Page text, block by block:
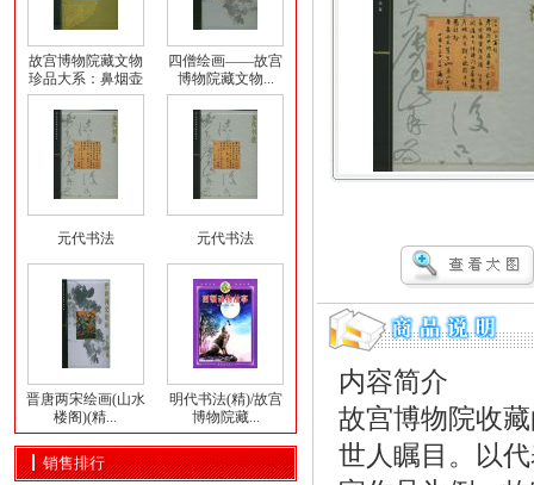
故宫博物院藏文物
珍品大系：鼻烟壶
四僧绘画——故宫
博物院藏文物...
元代书法 元代书法
晋唐两宋绘画(山水
楼阁)(精...
明代书法(精)/故宫
博物院藏...
销售排行
内容简介
故宫博物院收
世人瞩目。以